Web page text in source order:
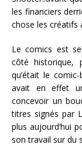
les financiers
chose les créatifs
Le comics est
côté historique,
qu’était le
avait en effet
concevoir un
titres signés par
plus aujourd’hui
son travail sur du